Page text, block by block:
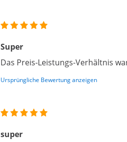
Super
Das Preis-Leistungs-Verhältnis
Ursprüngliche Bewertung anzeigen
super